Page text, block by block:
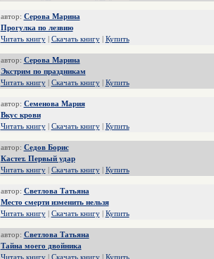
автор: Серова Марина
Прогулка по лезвию
Читать книгу| Скачать книгу| Купить
автор: Серова Марина
Экстрим по праздникам
Читать книгу| Скачать книгу| Купить
автор: Семенова Мария
Вкус крови
Читать книгу| Скачать книгу| Купить
автор: Седов Борис
Кастет. Первый удар
Читать книгу| Скачать книгу| Купить
автор: Светлова Татьяна
Место смерти изменить нельзя
Читать книгу| Скачать книгу| Купить
автор: Светлова Татьяна
Тайна моего двойника
Читать книгу| Скачать книгу| Купить